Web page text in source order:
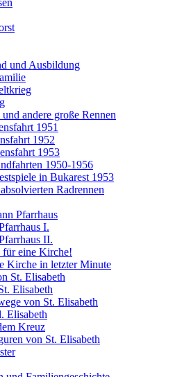
und Ausbildung
andere große Rennen
1951
1952
1953
1950-1956
in Bukarest 1953
Radrennen
Pfarrhaus
I.
II.
eine Kirche!
Kirche in letzter Minute
St. Elisabeth
Elisabeth
von St. Elisabeth
Elisabeth
Kreuz
von St. Elisabeth